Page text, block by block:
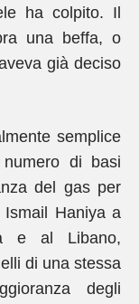
ha colpito. Il
una beffa, o
già deciso
semplice
di basi
del gas per
Ismail Haniya a
e al Libano,
di una stessa
degli